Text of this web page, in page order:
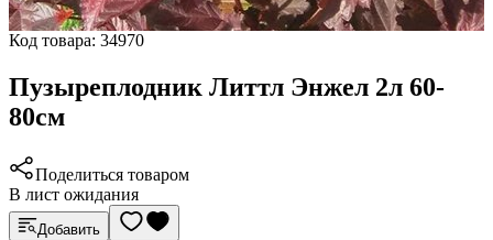
Код товара: 34970
Пузыреплодник Литтл Энжел 2л 60-
80см
Поделиться товаром
В лист ожидания
Добавить